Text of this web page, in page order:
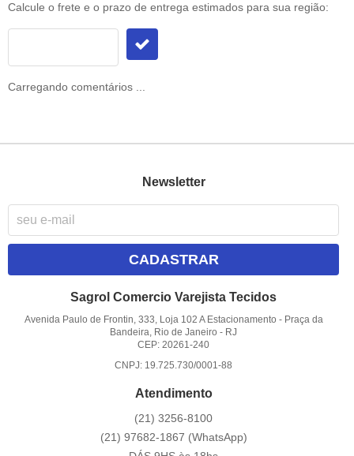
Calcule o frete e o prazo de entrega estimados para sua região:
Carregando comentários ...
Newsletter
CADASTRAR
Sagrol Comercio Varejista Tecidos
Avenida Paulo de Frontin, 333, Loja 102 A Estacionamento - Praça da
Bandeira, Rio de Janeiro - RJ
CEP: 20261-240
CNPJ: 19.725.730/0001-88
Atendimento
(21) 3256-8100
(21) 97682-1867 (WhatsApp)